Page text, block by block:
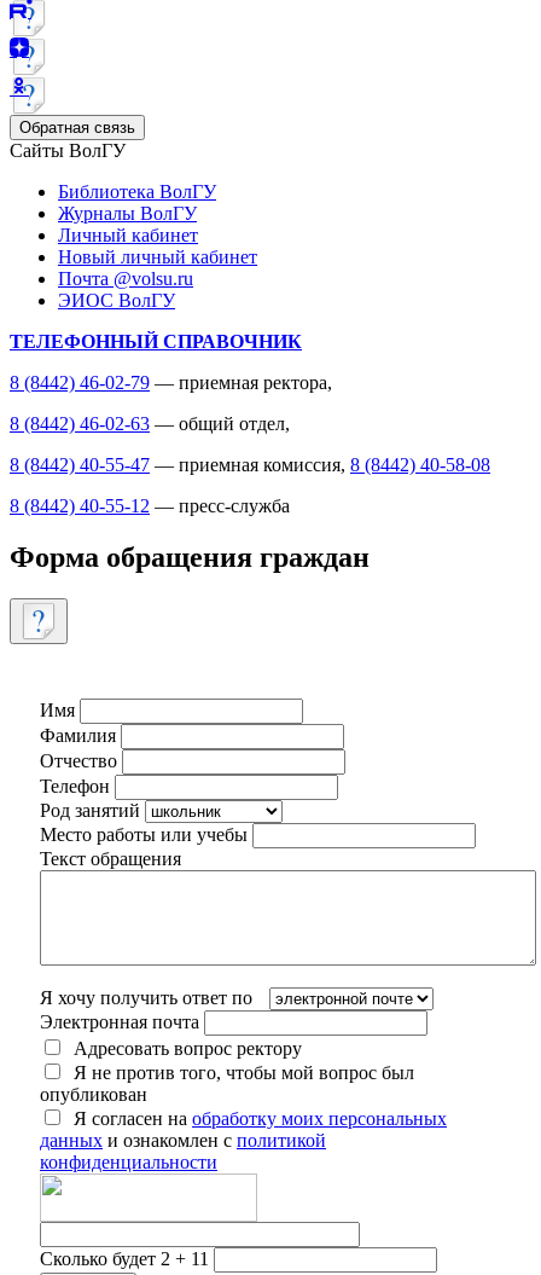
Обратная связь
Сайты ВолГУ
Библиотека ВолГУ
Журналы ВолГУ
Личный кабинет
Новый личный кабинет
Почта @volsu.ru
ЭИОС ВолГУ
ТЕЛЕФОННЫЙ СПРАВОЧНИК
8 (8442) 46-02-79 — приемная ректора,
8 (8442) 46-02-63 — общий отдел,
8 (8442) 40-55-47 — приемная комиссия, 8 (8442) 40-58-08
8 (8442) 40-55-12 — пресс-служба
Форма обращения граждан
Имя
Фамилия
Отчество
Телефон
Род занятий
Место работы или учебы
Текст обращения
Я хочу получить ответ по
Электронная почта
Адресовать вопрос ректору
Я не против того, чтобы мой вопрос был
опубликован
Я согласен на обработку моих персональных
данных и ознакомлен с политикой
конфиденциальности
Сколько будет 2 + 11